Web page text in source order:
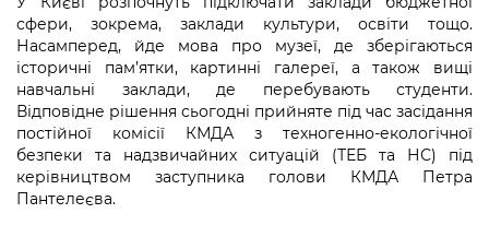
Підприємства, установи, організації
Kyiv International Relations
Річні звіти
Гендерна політика
Безбар'єрність
Портал Захисників та Захисниць
Безбар'єрність
Портал послуг
Міський застосунок Київ Цифровий
Уряд» – місцевий рівень»
Важливе під час воєнного стану
Про відкриті дані
Портал даних Києва
Публічні дашборди
сфери, зокрема, заклади культури, освіти тощо.
Насамперед, йде мова про музеї, де зберігаються
історичні пам’ятки, картинні галереї, а також вищі
навчальні заклади, де перебувають студенти.
Відповідне рішення сьогодні прийняте під час засідання
постійної комісії КМДА з техногенно-екологічної
безпеки та надзвичайних ситуацій (ТЕБ та НС) під
керівництвом заступника голови КМДА Петра
Пантелеєва.